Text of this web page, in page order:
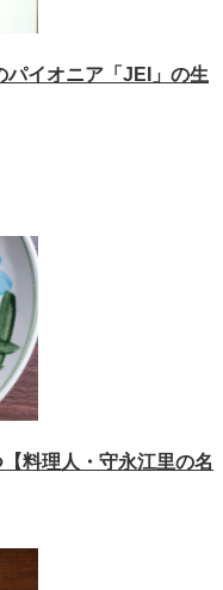
パイオニア「JEI」の生
料理人・守永江里の名